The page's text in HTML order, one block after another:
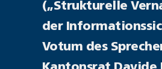
(„Strukturelle
der
Votum des